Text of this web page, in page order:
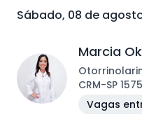
Sábado, 08 de
Marcia
CRM-SP
Vagas